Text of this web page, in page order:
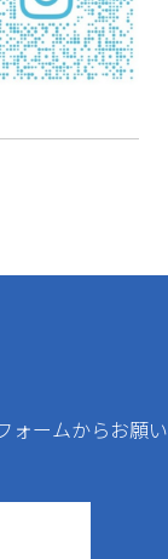
ォームからお願い